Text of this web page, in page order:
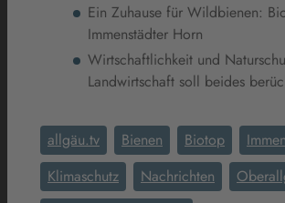
Ein Zuhause für Wildbienen:
Immenstädter Horn
Wirtschaftlichkeit und
Landwirtschaft soll beides
allgäu.tv Bienen Biotop
Klimaschutz
Nachrichten